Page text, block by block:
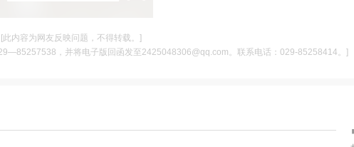
[此内容为网友反映问题，不得转载。]
，并将电子版回函发至2425048306@qq.com。联系电话：029-85258414。]